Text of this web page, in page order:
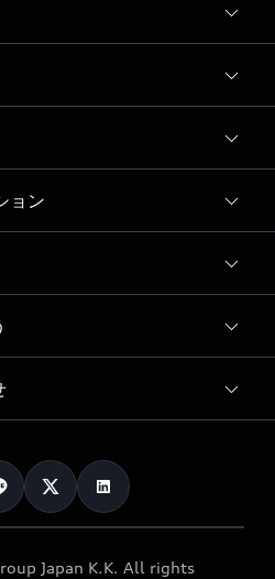
ョン
Japan K.K. All rights